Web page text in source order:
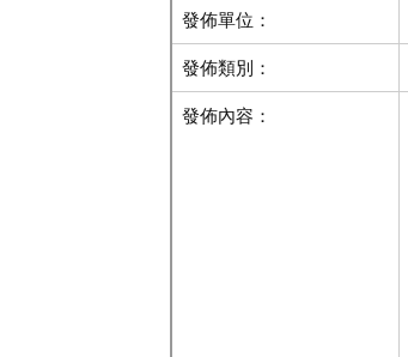
發佈單位：
發佈類別：
發佈內容：